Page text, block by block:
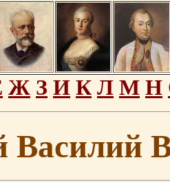
Ж З И К Л М Н
Василий